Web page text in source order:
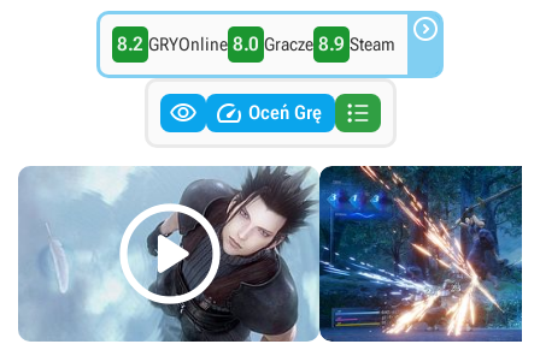
8.2 GRYOnline 8.0 Gracze 8.9 Steam 
  Oceń Grę 
